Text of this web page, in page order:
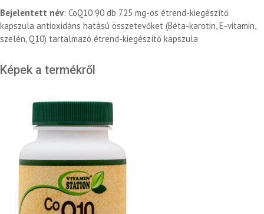
Bejelentett név: CoQ10 90 db 725 mg-os étrend-kiegészítő
kapszula antioxidáns hatású összetevőket (Béta-karotin, E-vitamin,
szelén, Q10) tartalmazó étrend-kiegészítő kapszula
Képek a termékről